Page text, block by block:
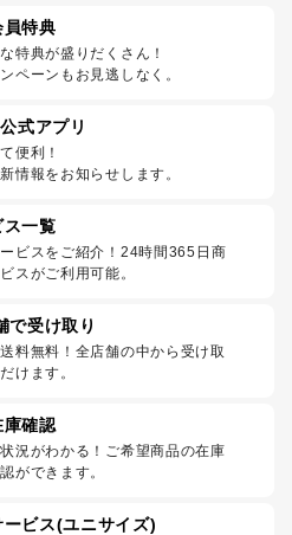
員特典
特典が盛りだくさん！
ペーンもお見逃しなく。
式アプリ
便利！
情報をお知らせします。
一覧
ビスをご紹介！24時間365日商
スがご利用可能。
で受け取り
料無料！全店舗の中から受け取
けます。
確認
況がわかる！ご希望商品の在庫
ができます。
ビス(ユニサイズ)